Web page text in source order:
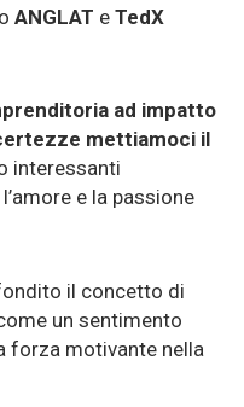
ANGLAT eTedX
ad impatto
mettiamoci il
interessanti
e la passione
il concetto di
un sentimento
forza motivante nella